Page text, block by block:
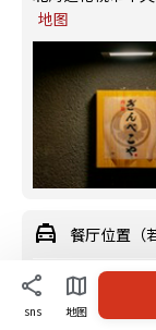
地图
餐厅位置（
北海道札幌市中
sns 地图